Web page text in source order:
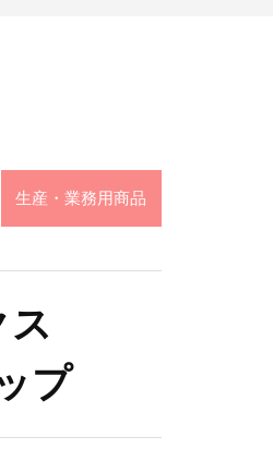
生産・業務用商品
ス
プ